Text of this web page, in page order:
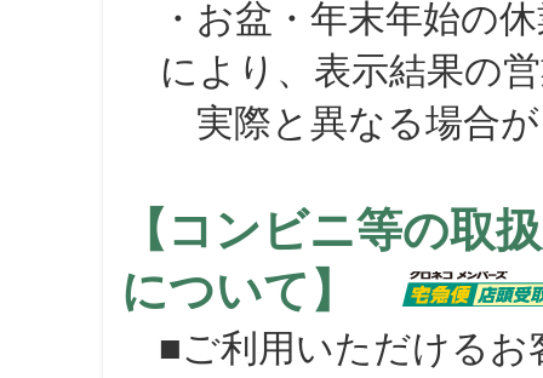
・お盆・年末年始の
により、表示結果の
実際と異なる場合が
【コンビニ等の取
について】
■ご利用いただけるお